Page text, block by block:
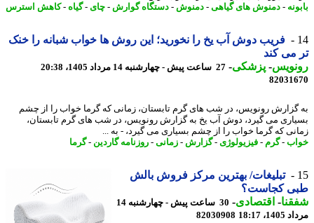
-دمنوش های گیاهی-دمنوش-دستگاه گوارش -چای -گیاه-کاهش استرس
فریب دوش آب یخ را نخورید؛ این روش ها خواب شبانه را خنک
می کند
-پزشکی-27 ساعت پیش - چهارشنبه 14 مرداد 1405، 20:38
رونویس، در شب های گرم تابستان، زمانی که گرما خواب را از چشم
می گیرد، دوش آب یخ به گزارش رونویس، در شب های گرم تابستان،
که گرما خواب را از چشم بسیاری می گیرد، - به ...
- گرم-فیزیولوژی-گزارش -زمانی-روزنامه گاردین -گرما
تبلیغات/ بهترین مرکز فروش بالش
کجاست؟
-اقتصادی-
30 ساعت پیش - چهارشنبه 14
18:17
82030908